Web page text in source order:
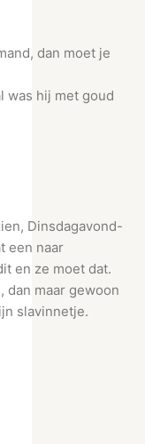
dan moet je
was hij met goud
Dinsdagavond-
een naar
en ze moet dat.
dan maar gewoon
slavinnetje.